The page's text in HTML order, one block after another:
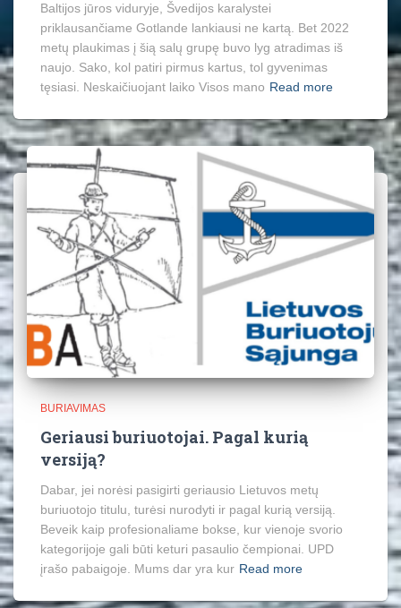
Baltijos jūros viduryje, Švedijos karalystei
priklausančiame Gotlande lankiausi ne kartą. Bet 2022
metų plaukimas į šią salų grupę buvo lyg atradimas iš
naujo. Sako, kol patiri pirmus kartus, tol gyvenimas
tęsiasi. Neskaičiuojant laiko Visos mano Read more
BURIAVIMAS
Geriausi buriuotojai. Pagal kurią
versiją?
Dabar, jei norėsi pasigirti geriausio Lietuvos metų
buriuotojo titulu, turėsi nurodyti ir pagal kurią versiją.
Beveik kaip profesionaliame bokse, kur vienoje svorio
kategorijoje gali būti keturi pasaulio čempionai. UPD
įrašo pabaigoje. Mums dar yra kur Read more